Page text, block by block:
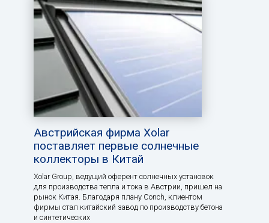
Австрийская фирма Xolar
поставляет первые солнечные
коллекторы в Китай
Xolar Group, ведущий оферент солнечных установок
для производства тепла и тока в Австрии, пришел на
рынок Китая. Благодаря плану Conch, клиентом
фирмы стал китайский завод по производству бетона
и синтетических